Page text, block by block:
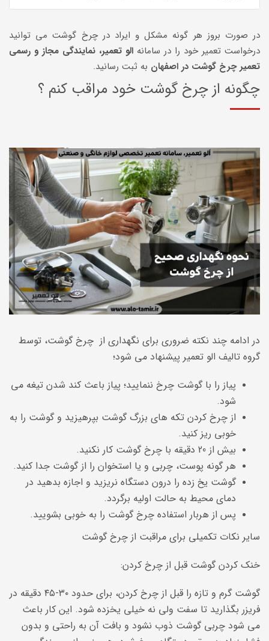
در صورت بروز هر گونه مشکل و ایراد در چرخ گوشت می توانید
درخواست تعمیر خود را در سامانه الو تعمیر، نمایندگی مجاز و رسمی
تعمیر چرخ گوشت در اصفهان به ثبت رسانید.
چگونه از چرخ گوشت خود مراقب کنم ؟
در ادامه چند نکته ضروری برای نگهداری از چرخ گوشت، توسط
گروه تالیف الو تعمیر پیشنهاد می شود؛
پیاز را با گوشت چرخ ننمایید؛ پیاز باعث کند شدن تیغه می
شود.
از چرخ کردن تکه های بزرگ گوشت بپرهیزید و گوشت را به
خوبی ریز کنید.
بیش از 20 دقیقه با چرخ گوشت کار نکنید.
هر گونه پوست، چربی و یا استخوان را از گوشت جدا کنید.
گوشت یخ زده را درون دستگاه نریزید و اجازه بدهید در
دمای محیط به حالت اولیه برگردد.
پس از هربار استفاده چرخ گوشت را به خوبی بشویید.
سایر نکات تکمیلی برای مراقبت از چرخ گوشت
خنک کردن گوشت قبل از چرخ کردن:
گوشت گرم و تازه را قبل از چرخ کردن، برای حدود ۳۰-۴۵ دقیقه در
فریزر بگذارید تا سفت ولی نه خیلی یخزده شود. این کار باعث
می شود چربی گوشت ذوب نشود و بافت آن به راحتی و بدون